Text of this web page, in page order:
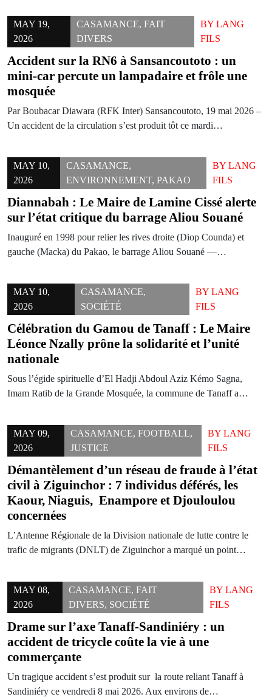
MAY 19,
2026
CASAMANCE,FAIT
DIVERS
BYLANG
FILS
Accident sur la RN6 à Sansancoutoto : un
mini-car percute un lampadaire et frôle une
mosquée
Par Boubacar Diawara (RFK Inter) Sansancoutoto, 19 mai 2026 –
Un accident de la circulation s’est produit tôt ce mardi…
MAY 10,
2026
CASAMANCE,
ENVIRONNEMENT,PAKAO
BY LANG
FILS
Diannabah : Le Maire de Lamine Cissé alerte
sur l’état critique du barrage Aliou Souané
Inauguré en 1998 pour relier les rives droite (Diop Counda) et
gauche (Macka) du Pakao, le barrage Aliou Souané —…
MAY 10,
2026
CASAMANCE,
SOCIÉTÉ
BYLANG
FILS
Célébration du Gamou de Tanaff : Le Maire
Léonce Nzally prône la solidarité et l’unité
nationale
Sous l’égide spirituelle d’El Hadji Abdoul Aziz Kémo Sagna,
Imam Ratib de la Grande Mosquée, la commune de Tanaff a…
MAY 09,
2026
CASAMANCE, FOOTBALL,
JUSTICE
BYLANG
FILS
Démantèlement d’un réseau de fraude à l’état
civil à Ziguinchor : 7 individus déférés, les
Kaour, Niaguis, Enampore et Djouloulou
concernées
L’Antenne Régionale de la Division nationale de lutte contre le
trafic de migrants (DNLT) de Ziguinchor a marqué un point…
MAY 08,
2026
CASAMANCE,FAIT
DIVERS, SOCIÉTÉ
BY LANG
FILS
Drame sur l’axe Tanaff-Sandiniéry : un
accident de tricycle coûte la vie à une
commerçante
Un tragique accident s’est produit sur la route reliant Tanaff à
Sandiniéry ce vendredi 8 mai 2026. Aux environs de…